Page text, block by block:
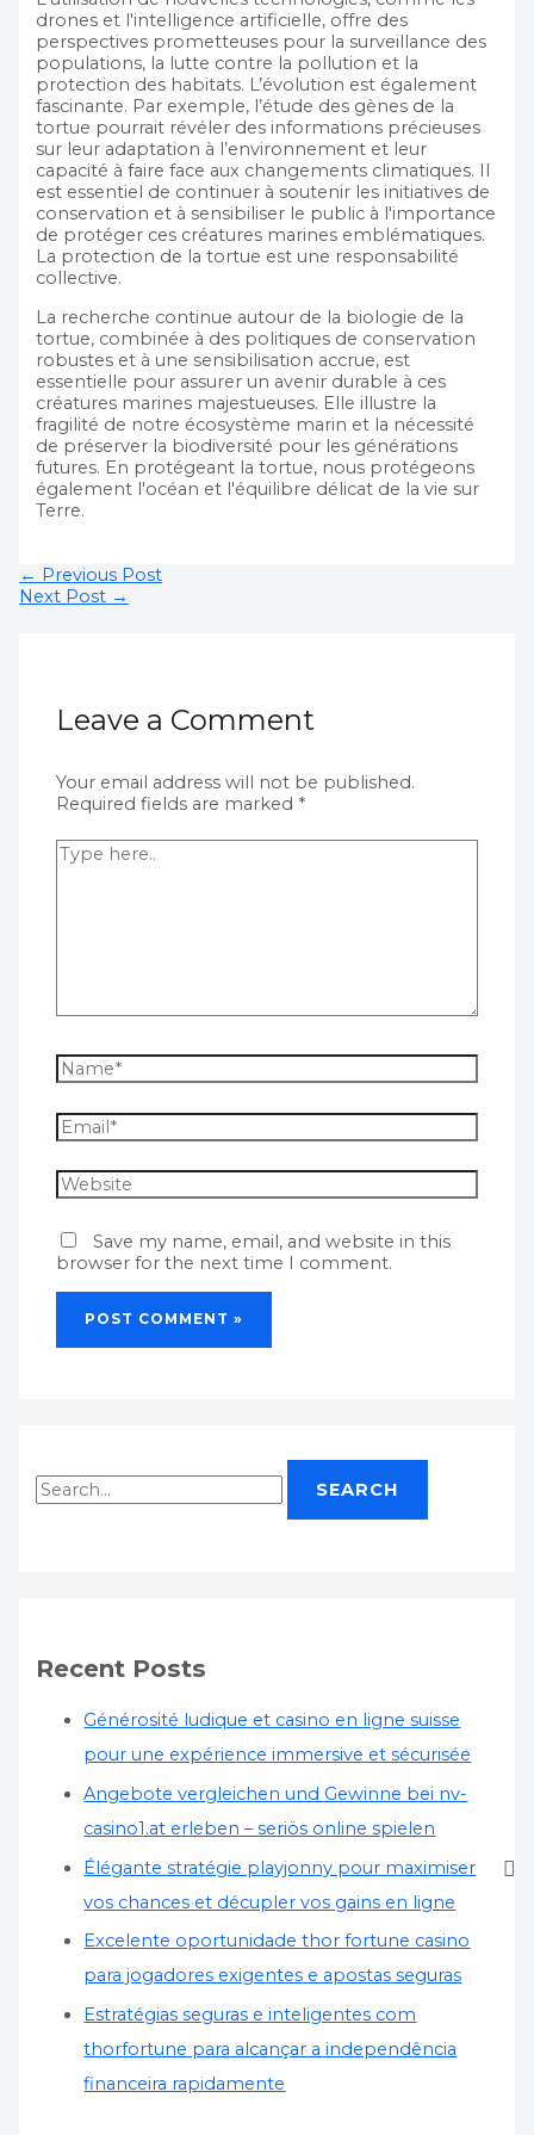
drones et l'intelligence artificielle, offre des
perspectives prometteuses pour la surveillance des
populations, la lutte contre la pollution et la
protection des habitats. L’évolution est également
fascinante. Par exemple, l’étude des gènes de la
tortue pourrait révéler des informations précieuses
sur leur adaptation à l’environnement et leur
capacité à faire face aux changements climatiques. Il
est essentiel de continuer à soutenir les initiatives de
conservation et à sensibiliser le public à l'importance
de protéger ces créatures marines emblématiques.
La protection de la tortue est une responsabilité
collective.
La recherche continue autour de la biologie de la
tortue, combinée à des politiques de conservation
robustes et à une sensibilisation accrue, est
essentielle pour assurer un avenir durable à ces
créatures marines majestueuses. Elle illustre la
fragilité de notre écosystème marin et la nécessité
de préserver la biodiversité pour les générations
futures. En protégeant la tortue, nous protégeons
également l'océan et l'équilibre délicat de la vie sur
Terre.
← Previous Post
Next Post →
Leave a Comment
Your email address will not be published.
Required fields are marked *
Save my name, email, and website in this
browser for the next time I comment.
Recent Posts
Générosité ludique et casino en ligne suisse
pour une expérience immersive et sécurisée
Angebote vergleichen und Gewinne bei nv-
casino1.at erleben – seriös online spielen
Élégante stratégie playjonny pour maximiser
vos chances et décupler vos gains en ligne
Excelente oportunidade thor fortune casino
para jogadores exigentes e apostas seguras
Estratégias seguras e inteligentes com
thorfortune para alcançar a independência
financeira rapidamente